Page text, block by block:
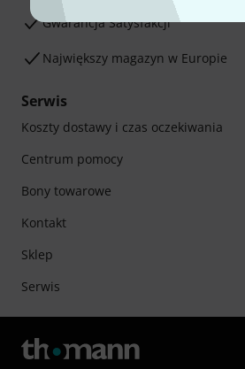
Gwarancja Satysfakcji
Największy magazyn w Europie
Serwis
Koszty dostawy i czas oczekiwania
Centrum pomocy
Bony towarowe
Kontakt
Sklep
Serwis